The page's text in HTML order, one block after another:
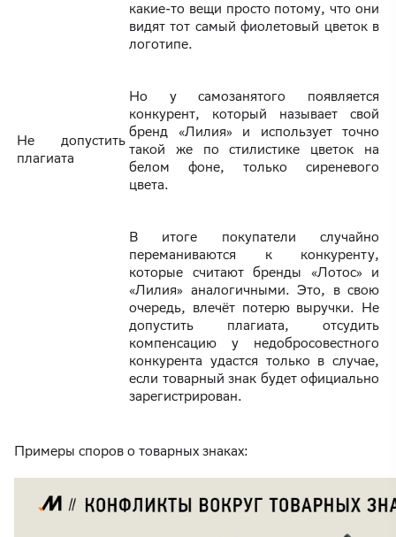
Не допустить
плагиата
какие-то вещи просто потому, что они
видят тот самый фиолетовый цветок в
логотипе.
Но у самозанятого появляется
конкурент, который называет свой
бренд «Лилия» и использует точно
такой же по стилистике цветок на
белом фоне, только сиреневого
цвета.
В итоге покупатели случайно
переманиваются к конкуренту,
которые считают бренды «Лотос» и
«Лилия» аналогичными. Это, в свою
очередь, влечёт потерю выручки. Не
допустить плагиата, отсудить
компенсацию у недобросовестного
конкурента удастся только в случае,
если товарный знак будет официально
зарегистрирован.
Примеры споров о товарных знаках: